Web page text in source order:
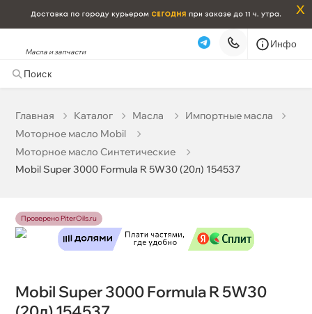
x
Масла и запчасти
Инфо
Главная Катало Масла
Импортные масла
Моторное масло Mobil
Моторное масло Синтетические
Mobil Super 3000 Formula R 5W30 (20л) 154537
Проверено PiterOils.ru
Mobil Super 3000 Formula R 5W30
Бесплатная Завтра, 07.08 (при заказе от 2000₽)
Срочная за 2 ч – 399 ₽
Карта Список